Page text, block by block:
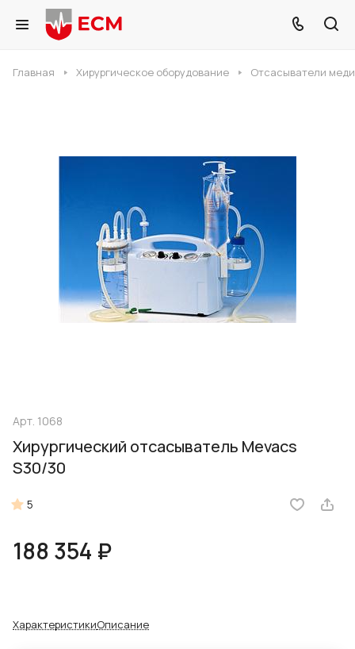
Главная Хирургическое оборудование Отсасыватели
Арт. 1068
Хирургический отсасыватель Mevacs
S30/30
5
188 354 ₽
ХарактеристикиОписание